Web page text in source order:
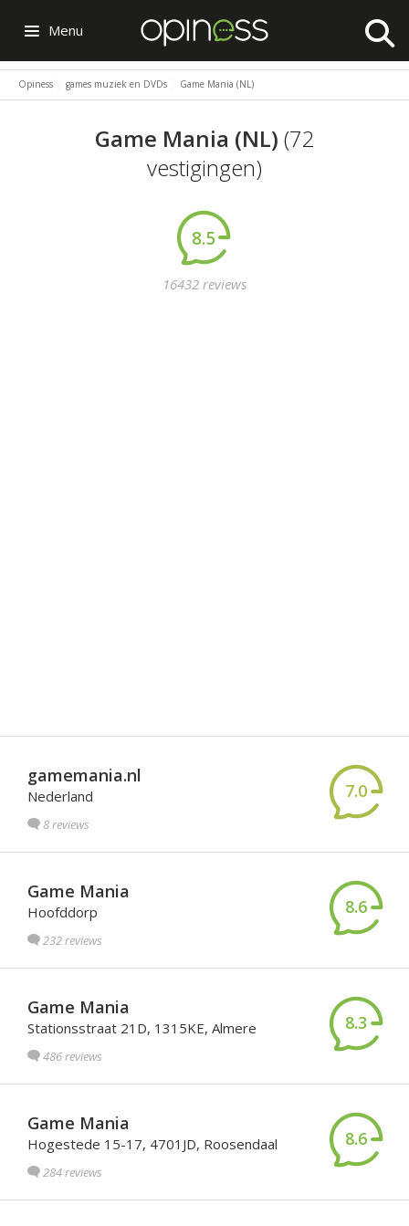
Menu
Opiness games muziek en DVDs Game Mania (NL)
Game Mania (NL) (72
vestigingen)
8.5
16432 reviews
gamemania.nl
Nederland
8 reviews
7.0
Game Mania
Hoofddorp
232 reviews
8.6
Game Mania
Stationsstraat 21D, 1315KE, Almere
486 reviews
8.3
Game Mania
Hogestede 15-17, 4701JD, Roosendaal
284 reviews
8.6